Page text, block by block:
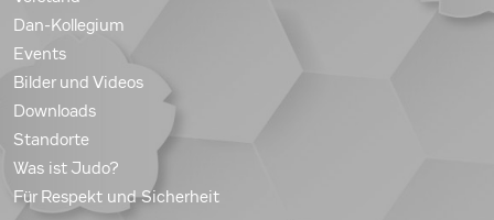
Dan-Kollegium
Events
Bilder und Videos
Downloads
Standorte
Was ist Judo?
Für Respekt und Sicherheit